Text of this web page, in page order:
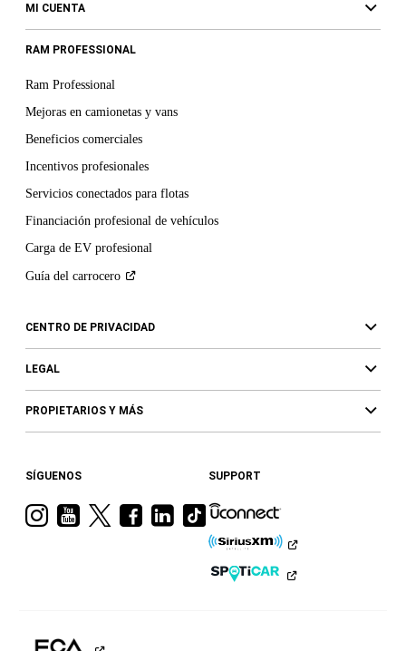
MI CUENTA
RAM PROFESSIONAL
Ram Professional
Mejoras en camionetas y vans
Beneficios comerciales
Incentivos profesionales
Servicios conectados para flotas
Financiación profesional de vehículos
Carga de EV profesional
Guía del carrocero
CENTRO DE PRIVACIDAD
LEGAL
PROPIETARIOS Y MÁS
SÍGUENOS
VisitaVisitaVisitaVisitaVisita
Ram
Visita
a
Ram
en
SUPPORT